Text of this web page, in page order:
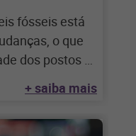
fósseis está
o que
dos postos O
+ saiba mais